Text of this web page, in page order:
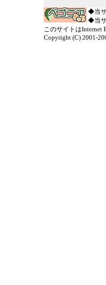
◆当
◆当サ
このサイトはInternet
Copyright (C) 2001-